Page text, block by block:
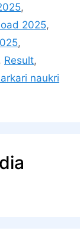
,
2025,
,
, Result,
naukri